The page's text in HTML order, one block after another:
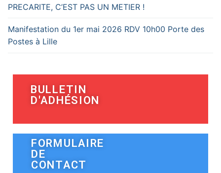
PRECARITE, C’EST PAS UN METIER !
Manifestation du 1er mai 2026 RDV 10h00 Porte des
Postes à Lille
BULLETIN
D'ADHÉSION
FORMULAIRE
DE
CONTACT